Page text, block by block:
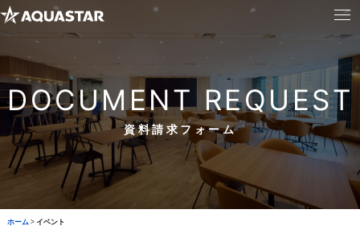
DOCUMENT REQUEST
資料請求フォーム
ホーム> イベント